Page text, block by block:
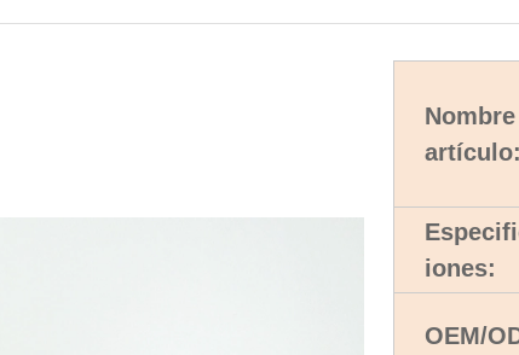
Nombre
artículo:
iones:
OEM/